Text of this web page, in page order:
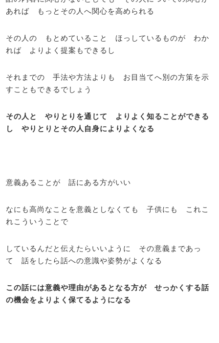
あれば もっとその人へ関心を高められる
その人の もとめていること ほっしているものが わか
れば よりよく提案もできるし
それまでの 手法や方法よりも お目当てへ別の方策を示
すこともできるでしょう
その人と やりとりを通じて よりよく知ることができる
し やりとりとその人自身によりよくなる
意義あることが 話にある方がいい
なにも高尚なことを意義としなくても 子供にも これこ
れこういうことで
しているんだと伝えたらいいように その意義まであっ
て 話をしたら話への意識や姿勢がよくなる
この話には意義や理由があるとなる方が せっかくする話
の機会をよりよく保てるようになる